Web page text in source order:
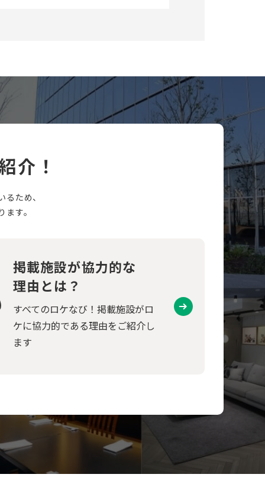
介！
ため、
す。
掲載施設が協力的な
理由とは？
すべてのロケなび！掲載施設がロ
ケに協力的である理由をご紹介し
ます